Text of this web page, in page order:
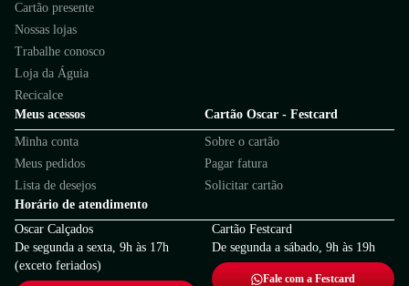
Cartão presente
Nossas lojas
Trabalhe conosco
Loja da Águia
Recicalce
Meus acessos
Minha conta
Meus pedidos
Lista de desejos
Cartão Oscar - Festcard
Sobre o cartão
Pagar fatura
Solicitar cartão
Horário de atendimento
Oscar Calçados
De segunda a sexta, 9h às 17h
(exceto feriados)
Cartão Festcard
De segunda a sábado, 9h às 19h
Fale com a Festcard